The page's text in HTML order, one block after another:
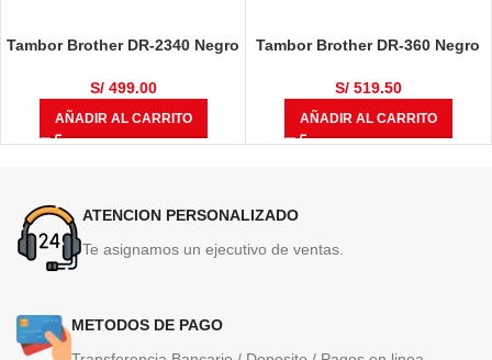
Tambor Brother DR-2340 Negro
S/499.00
AÑADIR AL CARRITO
Tambor Brother DR-360 Negro
S/519.50
AÑADIR AL CARRITO
ATENCION PERSONALIZADO
Te asignamos un ejecutivo de ventas.
METODOS DE PAGO